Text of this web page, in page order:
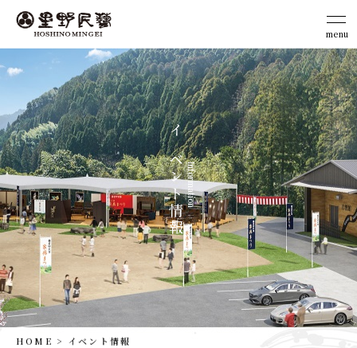
menu
close
Information
イ
ベ
ン
ト
情
報
HOME イベント情報